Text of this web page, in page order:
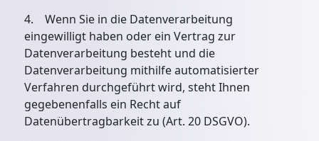
4. Wenn Sie in die Datenverarbeitung
eingewilligt haben oder ein Vertrag zur
Datenverarbeitung besteht und die
Datenverarbeitung mithilfe automatisierter
Verfahren durchgeführt wird, steht Ihnen
gegebenenfalls ein Recht auf
Datenübertragbarkeit zu (Art. 20 DSGVO).